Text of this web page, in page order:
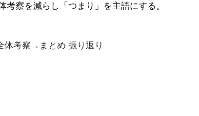
考察を減らし「つまり」を主語にする。
体考察→まとめ 振り返り